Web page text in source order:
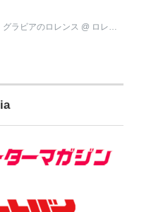
グラビアのロレンス @ ロレンス編集部